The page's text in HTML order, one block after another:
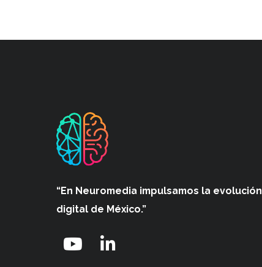
“En Neuromedia impulsamos la evolución
digital de México.”